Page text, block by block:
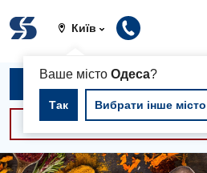
Київ
Ваше містоОдеса?
Так Вибрати інше місто
Записатися на
Консультації -